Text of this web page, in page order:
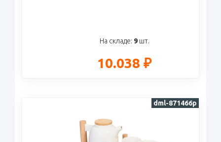
На складе: 9шт.
10.038 ₽
dml-871466p